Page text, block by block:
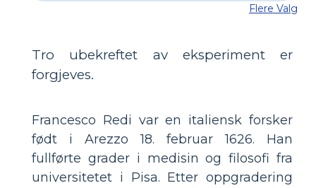
Flere Valg
Tro ubekreftet av eksperiment er
forgjeves.
Francesco Redi var en italiensk forsker
født i Arezzo 18. februar 1626. Han
fullførte grader i medisin og filosofi fra
universitetet i Pisa. Etter oppgradering